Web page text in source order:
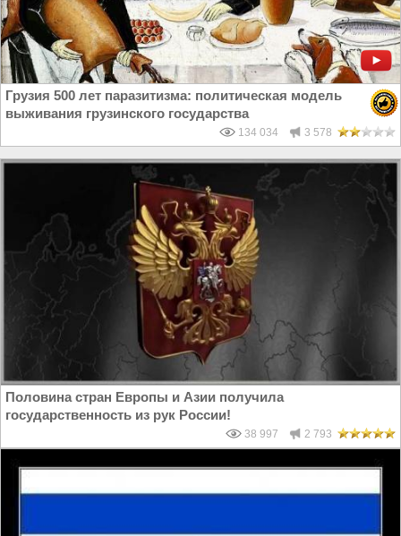
Грузия 500 лет паразитизма: политическая модель
выживания грузинского государства
134 034 3 578
Половина стран Европы и Азии получила
государственность из рук России!
38 997 2 793